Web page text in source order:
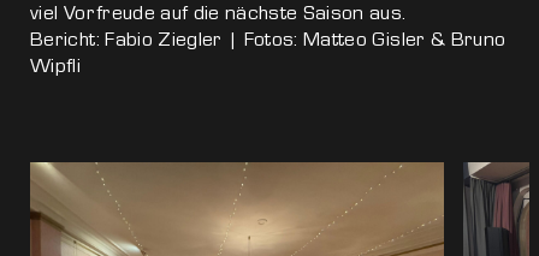
viel Vorfreude auf die nächste Saison aus.
Bericht: Fabio Ziegler | Fotos: Matteo Gisler & Bruno
Wipfli